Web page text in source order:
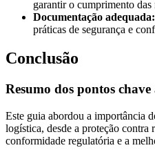
garantir o cumprimento das
Documentação adequada:
práticas de segurança e
Conclusão
Resumo dos pontos
Este guia abordou a importância
logística, desde a proteção contra
conformidade regulatória e a